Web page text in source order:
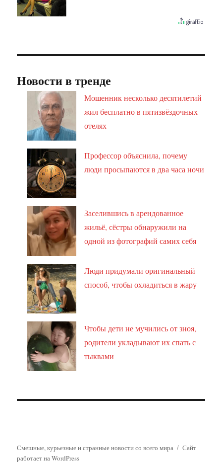
Новости в тренде
Мошенник несколько десятилетий
жил бесплатно в пятизвёздочных
отелях
Профессор объяснила, почему
люди просыпаются в два часа ночи
Заселившись в арендованное
жильё, сёстры обнаружили на
одной из фотографий самих себя
Люди придумали оригинальный
способ, чтобы охладиться в жару
Чтобы дети не мучились от зноя,
родители укладывают их спать с
тыквами
Смешные, курьезные и странные новости со всего мира
Сайт
работает на WordPress